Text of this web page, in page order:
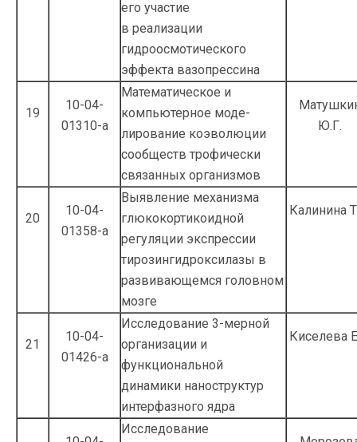
его участие
в реализации
гидроосмотического
эффекта вазопрессина
19
10-04-
01310-а
Математическое и
компьютерное моде­
лирование коэволюции
сообществ трофи­чески
связанных организмов
Ю.Г.
20
10-04-
01358-а
Выявление механизма
глюкокортикоидной
регуляции экспрессии
тирозингидроксила­зы в
развивающемся головном
мозге
Калинина
21
10-04-
01426-а
Исследование 3-мерной
организации и
функциональной
динамики наноструктур
интерфазного ядра
Киселева
Исследование